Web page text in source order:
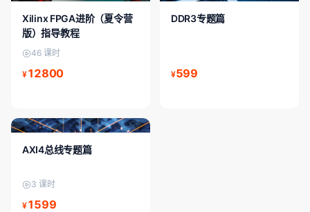
Xilinx FPGA进阶（夏令营
版）指导教程
46 课时
¥12800
DDR3专题篇
¥599
FPGA进阶/中级
AXI4总线专题篇
3 课时
¥1599